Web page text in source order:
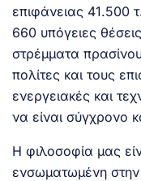
επιφάνειας 41.500
660 υπόγειες
στρέμματα
πολίτες και τους
ενεργειακές και
να είναι σύγχρονο
Η φιλοσοφία μας
ενσωματωμένη στην